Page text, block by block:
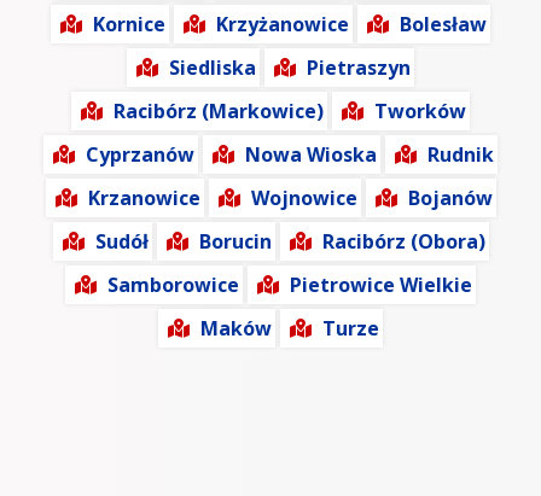
Kornice
Krzyżanowice
Bolesław
Siedliska
Pietraszyn
Racibórz (Markowice)
Tworków
Cyprzanów
Nowa Wioska
Rudnik
Krzanowice
Wojnowice
Bojanów
Sudół
Borucin
Racibórz (Obora)
Samborowice
Pietrowice Wielkie
Maków
Turze